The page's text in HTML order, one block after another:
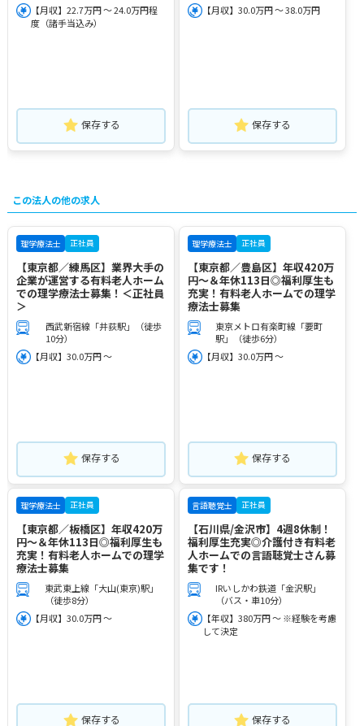
【月収】22.7万円 ～ 24.0万円程
度（諸手当込み）
保存する
【月収】30.0万円 ～ 38.0万円
保存する
この法人の他の求人
理学療法士 正社員
【東京都／練馬区】業界大手の
企業が運営する有料老人ホーム
での理学療法士募集！＜正社員
＞
西武新宿線「井荻駅」（徒歩
10分）
【月収】30.0万円 ～
保存する
理学療法士 正社員
【東京都／豊島区】年収420万
円～＆年休113日◎福利厚生も
充実！有料老人ホームでの理学
療法士募集
東京メトロ有楽町線「要町
駅」（徒歩6分）
【月収】30.0万円 ～
保存する
理学療法士 正社員
【東京都／板橋区】年収420万
円～＆年休113日◎福利厚生も
充実！有料老人ホームでの理学
療法士募集
東武東上線「大山(東京)駅」
（徒歩8分）
【月収】30.0万円 ～
保存する
言語聴覚士 正社員
【石川県/金沢市】4週8休制！
福利厚生充実◎介護付き有料老
人ホームでの言語聴覚士さん募
集です！
IRいしかわ鉄道「金沢駅」
（バス・車10分）
【年収】380万円 ～ ※経験を考慮
して決定
保存する